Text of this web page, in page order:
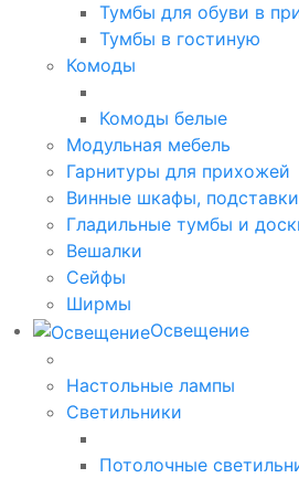
Тумбы для обуви в
Тумбы в гостиную
Комоды
Комоды белые
Модульная мебель
Гарнитуры для прихожей
Винные шкафы,
Гладильные тумбы и
Вешалки
Сейфы
Ширмы
Освещение
Настольные лампы
Светильники
Потолочные